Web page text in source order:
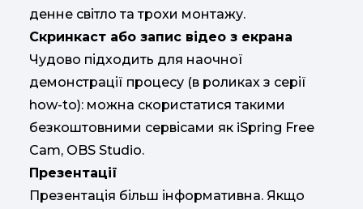
денне світло та трохи монтажу.
Скринкаст або запис відео з екрана
Чудово підходить для наочної
демонстрації процесу (в роликах з серії
how-to): можна скористатися такими
безкоштовними сервісами як iSpring Free
Cam, OBS Studio.
Презентації
Презентація більш інформативна. Якщо